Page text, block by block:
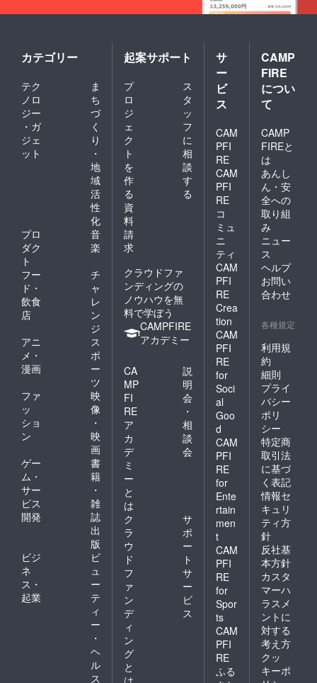
カテゴリー
テク
ノロ
ジー
・ガ
ジェ
ット
ま
ち
づ
く
り
・
地
域
活
性
化
プロ
ダク
ト
音
楽
フー
ド・
飲食
店
チ
ャ
レ
ン
ジ
アニ
メ・
漫画
ス
ポ
ー
ツ
ファ
ッ
ショ
ン
映
像
・
映
画
ゲー
ム・
サー
ビス
開発
書
籍
・
雑
誌
出
版
ビジ
ネ
ス・
起業
ビ
ュ
ー
テ
ィ
ー
・
ヘ
ル
ス
起案サポート
プ
ロ
ジ
ェ
ク
ト
を
作
る
ス
タ
ッ
フ
に
相
談
す
る
資
料
請
求
クラウドファ
ンディングの
ノウハウを無
料で学ぼう
CAMPFIRE
アカデミー
CA
MP
FI
RE
ア
カ
デ
ミ
ー
と
は
説
明
会
・
相
談
会
ク
ラ
ウ
ド
フ
ァ
ン
デ
ィ
ン
グ
と
サ
ポ
ー
ト
サ
ー
ビ
ス
サ
ー
ビ
ス
CAM
PFI
RE
CAM
PFI
RE
コ
ミュ
ニ
ティ
CAM
PFI
RE
Crea
tion
CAM
PFI
RE
for
Soci
al
Goo
d
CAM
PFI
RE
for
Ente
rtain
men
t
CAM
PFI
RE
for
Spor
ts
CAM
PFI
RE
ふる
CAMP
FIRE
につい
て
CAMP
FIREと
は
あんし
ん・安
全への
取り組
み
ニュー
ス
ヘルプ
お問い
合わせ
各種規定
利用規
約
細則
プライ
バシー
ポリ
シー
特定商
取引法
に基づ
く表記
情報セ
キュリ
ティ方
針
反社基
本方針
カスタ
マーハ
ラスメ
ントに
対する
考え方
クッ
キーポ